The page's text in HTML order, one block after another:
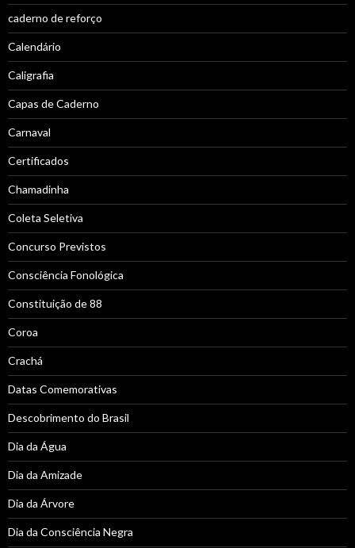
caderno de reforço
Calendário
Caligrafia
Capas de Caderno
Carnaval
Certificados
Chamadinha
Coleta Seletiva
Concurso Previstos
Consciência Fonológica
Constituição de 88
Coroa
Crachá
Datas Comemorativas
Descobrimento do Brasil
Dia da Água
Dia da Amizade
Dia da Árvore
Dia da Consciência Negra